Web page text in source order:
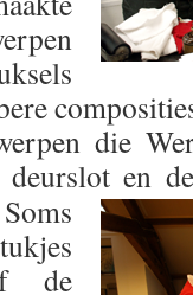
die
deurslot en
de